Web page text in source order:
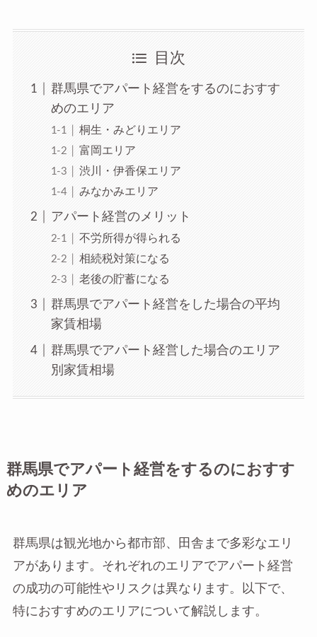
目次
群馬県でアパート経営をするのにおすす
めのエリア
桐生・みどりエリア
富岡エリア
渋川・伊香保エリア
みなかみエリア
アパート経営のメリット
不労所得が得られる
相続税対策になる
老後の貯蓄になる
群馬県でアパート経営をした場合の平均
家賃相場
群馬県でアパート経営した場合のエリア
別家賃相場
群馬県でアパート経営をするのにおすす
めのエリア
群馬県は観光地から都市部、田舎まで多彩なエリ
アがあります。それぞれのエリアでアパート経営
の成功の可能性やリスクは異なります。以下で、
特におすすめのエリアについて解説します。